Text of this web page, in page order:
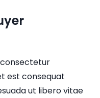
est consequat
ut libero vitae